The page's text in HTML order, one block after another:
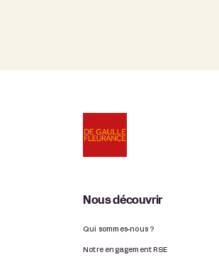
Nous découvrir
Qui sommes-nous ?
Notre engagement RSE